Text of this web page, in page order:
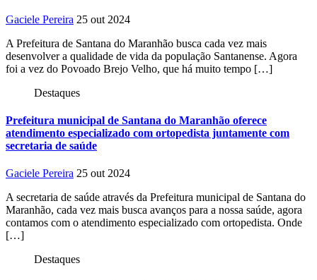
Gaciele Pereira 25 out 2024
A Prefeitura de Santana do Maranhão busca cada vez mais
desenvolver a qualidade de vida da população Santanense. Agora
foi a vez do Povoado Brejo Velho, que há muito tempo […]
Destaques
Prefeitura municipal de Santana do Maranhão oferece
atendimento especializado com ortopedista juntamente com
secretaria de saúde
Gaciele Pereira 25 out 2024
A secretaria de saúde através da Prefeitura municipal de Santana do
Maranhão, cada vez mais busca avanços para a nossa saúde, agora
contamos com o atendimento especializado com ortopedista. Onde
[…]
Destaques